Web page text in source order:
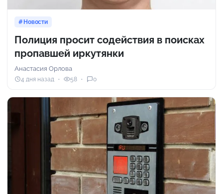
Новости
Полиция просит содействия в поисках
пропавшей иркутянки
Анастасия Орлова
4 дня назад 58 0